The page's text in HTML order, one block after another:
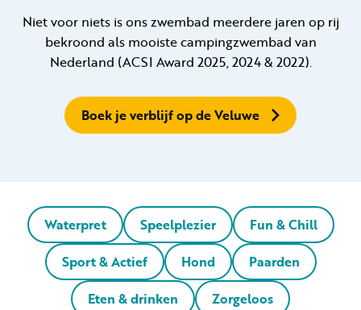
+31 (0) 577 411 283
Gastinformatie
Contact
Werken bij
Niet voor niets is ons zwembad meerdere jaren op rij
bekroond als mooiste campingzwembad van
Nederland (ACSI Award 2025, 2024 & 2022).
Boek je verblijf op de Veluwe
Waterpret Speelplezier
Fun & Chill
Sport & Actief
Hond
Paarden
Eten & drinken
Zorgeloos